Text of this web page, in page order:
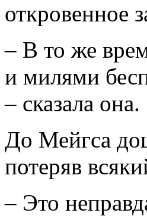
откровенное
– В то же
и милями
– сказала она.
До Мейгса
потеряв
– Это